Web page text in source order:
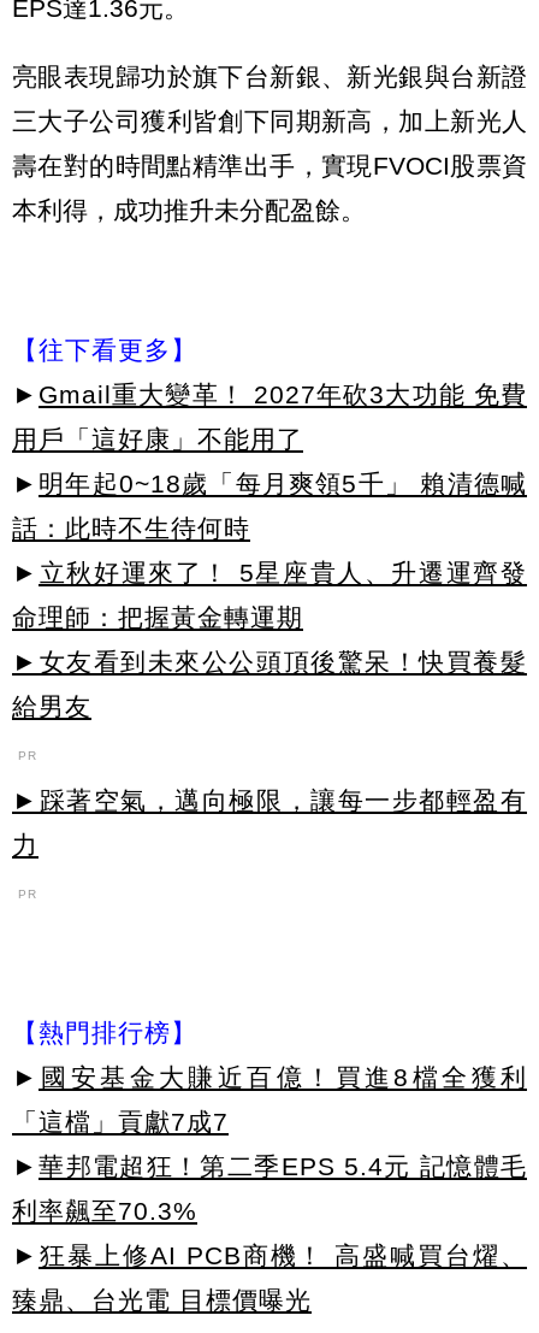
EPS達1.36元。
亮眼表現歸功於旗下台新銀、新光銀與台新證
三大子公司獲利皆創下同期新高，加上新光人
壽在對的時間點精準出手，實現FVOCI股票資
本利得，成功推升未分配盈餘。
【往下看更多】
► Gmail重大變革！ 2027年砍3大功能 免費
用戶「這好康」不能用了
► 明年起0~18歲「每月爽領5千」 賴清德喊
話：此時不生待何時
► 立秋好運來了！ 5星座貴人、升遷運齊發
命理師：把握黃金轉運期
►女友看到未來公公頭頂後驚呆！快買養髮
給男友
PR
►踩著空氣，邁向極限，讓每一步都輕盈有
力
PR
【熱門排行榜】
► 國安基金大賺近百億！買進8檔全獲利
「這檔」貢獻7成7
► 華邦電超狂！第二季EPS 5.4元 記憶體毛
利率飆至70.3%
► 狂暴上修AI PCB商機！ 高盛喊買台燿、
臻鼎、台光電 目標價曝光